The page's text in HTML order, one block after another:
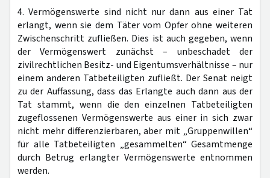
4. Vermögenswerte sind nicht nur dann aus einer Tat
erlangt, wenn sie dem Täter vom Opfer ohne weiteren
Zwischenschritt zufließen. Dies ist auch gegeben, wenn
der Vermögenswert zunächst – unbeschadet der
zivilrechtlichen Besitz- und Eigentumsverhältnisse – nur
einem anderen Tatbeteiligten zufließt. Der Senat neigt
zu der Auffassung, dass das Erlangte auch dann aus der
Tat stammt, wenn die den einzelnen Tatbeteiligten
zugeflossenen Vermögenswerte aus einer in sich zwar
nicht mehr differenzierbaren, aber mit „Gruppenwillen“
für alle Tatbeteiligten „gesammelten“ Gesamtmenge
durch Betrug erlangter Vermögenswerte entnommen
werden.